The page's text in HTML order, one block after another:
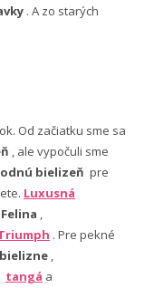
. A zo starých
Od začiatku sme sa
, ale vypočuli sme
bielizeň pre
Luxusná
Felina ,
. Pre pekné
,
tangá a